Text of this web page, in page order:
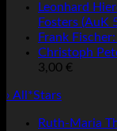
Leonhard
Fosters (AuK
Frank
Christoph
3,00 €
› All*Stars
Ruth-Maria